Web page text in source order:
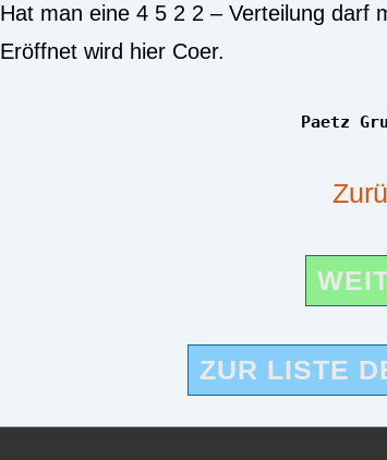
Hat man eine 4 5 2 2 – Verteilung darf
Eröffnet wird hier Coer.
Paetz
ZUR LISTE